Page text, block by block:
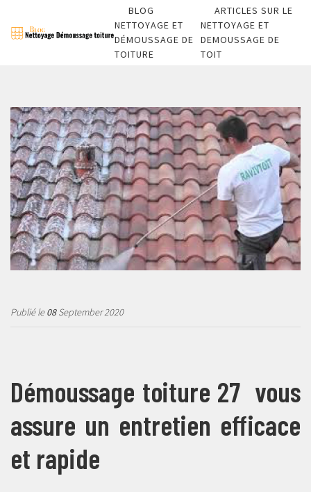
BLOG
NETTOYAGE ET
DÉMOUSSAGE DE
TOITURE
ARTICLES SUR LE
NETTOYAGE ET
DEMOUSSAGE DE
TOIT
Publié le08September 2020
Démoussage toiture 27 vous
assure un entretien efficace
et rapide